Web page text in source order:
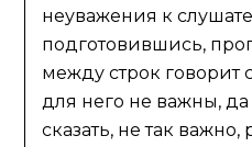
неуважения к
подготовившись,
между строк говорит
для него не важны, да
сказать, не так важно,